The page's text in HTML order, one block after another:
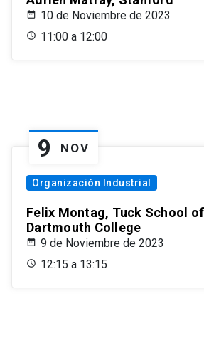
10 de Noviembre de 2023
11:00 a 12:00
9 NOV
Organización Industrial
Felix Montag, Tuck School
Dartmouth College
9 de Noviembre de 2023
12:15 a 13:15